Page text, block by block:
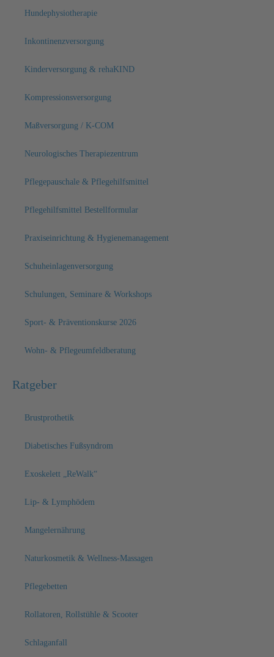
Hundephysiotherapie
Inkontinenzversorgung
Kinderversorgung & rehaKIND
Kompressionsversorgung
Maßversorgung / K-COM
Neurologisches Therapiezentrum
Pflegepauschale & Pflegehilfsmittel
Pflegehilfsmittel Bestellformular
Praxiseinrichtung & Hygienemanagement
Schuheinlagenversorgung
Schulungen, Seminare & Workshops
Sport- & Präventionskurse 2026
Wohn- & Pflegeumfeldberatung
Ratgeber
Brustprothetik
Diabetisches Fußsyndrom
Exoskelett „ReWalk“
Lip- & Lymphödem
Mangelernährung
Naturkosmetik & Wellness-Massagen
Pflegebetten
Rollatoren, Rollstühle & Scooter
Schlaganfall